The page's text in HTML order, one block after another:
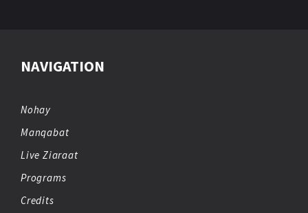
NAVIGATION
Nohay
Manqabat
Live Ziaraat
Programs
Credits